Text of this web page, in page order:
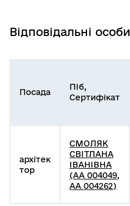
Відповідальні особи
Посада
ПІб,
Сертифікат
архітек
тор
СМОЛЯК
СВІТЛАНА
ІВАНІВНА
(АА 004049,
АА 004262)